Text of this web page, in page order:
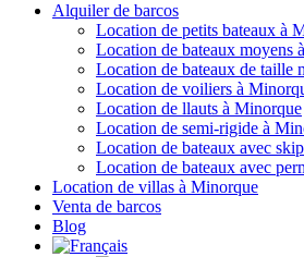
Alquiler de barcos
Location de petits bateaux à
Location de bateaux moyens
Location de bateaux de taille
Location de voiliers à
Location de llauts à Minorque
Location de semi-rigide à
Location de bateaux avec
Location de bateaux avec
Location de villas à Minorque
Venta de barcos
Blog